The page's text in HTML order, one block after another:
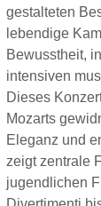
gestalteten
lebendige
Bewusstheit,
intensiven
Dieses
Mozarts
Eleganz und
zeigt zentrale
jugendlichen